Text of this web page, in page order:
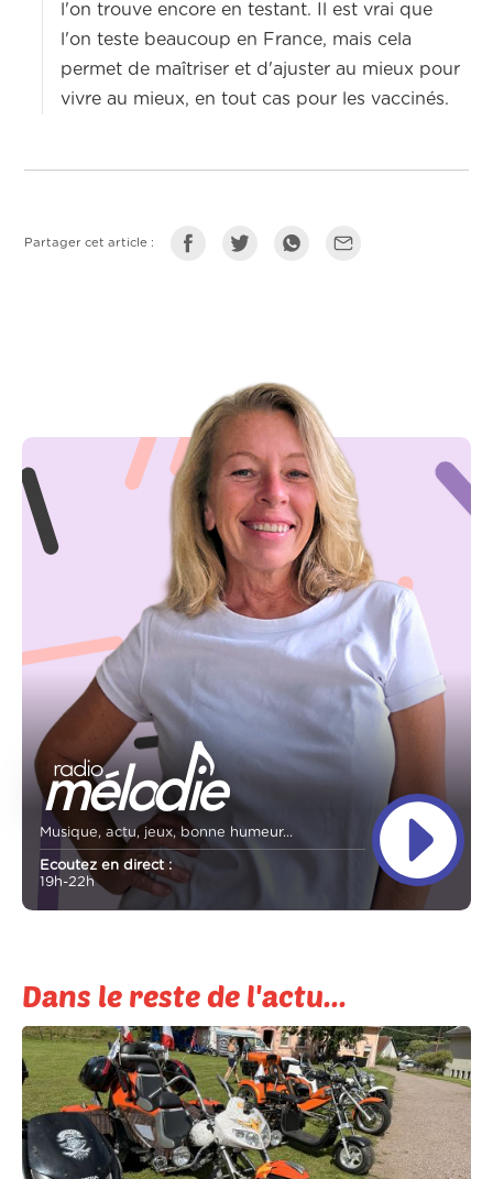
l'on trouve encore en testant. Il est vrai que
l'on teste beaucoup en France, mais cela
permet de maîtriser et d'ajuster au mieux pour
vivre au mieux, en tout cas pour les vaccinés.
Partager cet article :
Musique, actu, jeux, bonne humeur...
Ecoutez en direct :
19h-22h
Dans le reste de l'actu...